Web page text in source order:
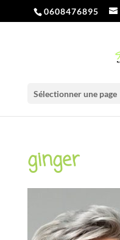
0608476895
Sélectionner une page
ginger